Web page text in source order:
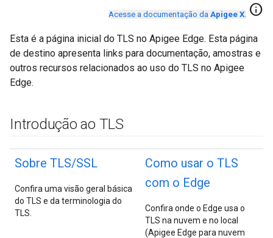
Acesse a documentação da Apigee X. info
Esta é a página inicial do TLS no Apigee Edge. Esta página
de destino apresenta links para documentação, amostras e
outros recursos relacionados ao uso do TLS no Apigee
Edge.
Introdução ao TLS
Sobre TLS/SSL
Confira uma visão geral básica
do TLS e da terminologia do
TLS.
Como usar o TLS
com o Edge
Confira onde o Edge usa o
TLS na nuvem e no local
(Apigee Edge para nuvem